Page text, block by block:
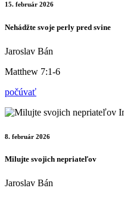
15. február 2026
Nehádžte svoje perly pred svine
Jaroslav Bán
Matthew 7:1-6
počúvať
8. február 2026
Milujte svojich nepriateľov
Jaroslav Bán